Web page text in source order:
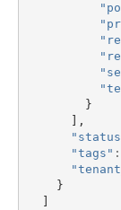
}
],
"tags" :
}